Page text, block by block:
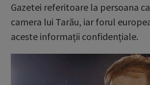
Gazetei referitoare la persoana
camera lui Tarău, iar forul
aceste informații confidențiale.